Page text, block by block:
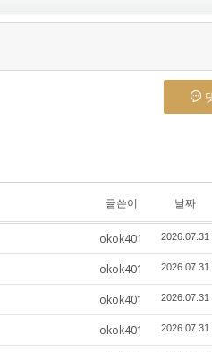
글쓴이 날짜
okok401 2026.07.31
okok401 2026.07.31
okok401 2026.07.31
okok401 2026.07.31